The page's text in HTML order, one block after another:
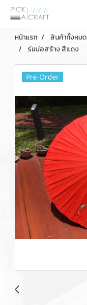
หน้าแรก สินค้าทั้งหมด
ร่มบ่อสร้าง สีแดง
Pre-Order